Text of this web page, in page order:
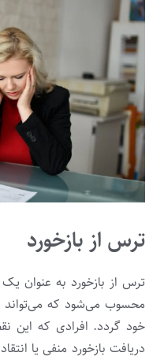
ترس از بازخورد
ترس از بازخورد به
محسوب می‌شود که می‌تواند
خود گردد. افرادی که این
دریافت بازخورد منفی یا